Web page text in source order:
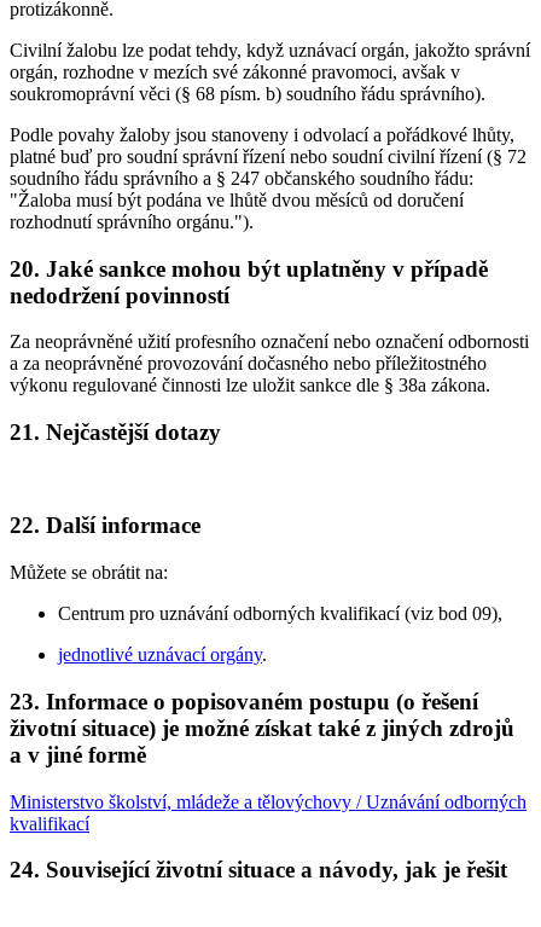
protizákonně.
Civilní žalobu lze podat tehdy, když uznávací orgán, jakožto správní
orgán, rozhodne v mezích své zákonné pravomoci, avšak v
soukromoprávní věci (§ 68 písm. b) soudního řádu správního).
Podle povahy žaloby jsou stanoveny i odvolací a pořádkové lhůty,
platné buď pro soudní správní řízení nebo soudní civilní řízení (§ 72
soudního řádu správního a § 247 občanského soudního řádu:
"Žaloba musí být podána ve lhůtě dvou měsíců od doručení
rozhodnutí správního orgánu.").
20. Jaké sankce mohou být uplatněny v případě
nedodržení povinností
Za neoprávněné užití profesního označení nebo označení odbornosti
a za neoprávněné provozování dočasného nebo příležitostného
výkonu regulované činnosti lze uložit sankce dle § 38a zákona.
21. Nejčastější dotazy
22. Další informace
Můžete se obrátit na:
Centrum pro uznávání odborných kvalifikací (viz bod 09),
jednotlivé uznávací orgány.
23. Informace o popisovaném postupu (o řešení
životní situace) je možné získat také z jiných zdrojů
a v jiné formě
Ministerstvo školství, mládeže a tělovýchovy / Uznávání odborných
kvalifikací
24. Související životní situace a návody, jak je řešit